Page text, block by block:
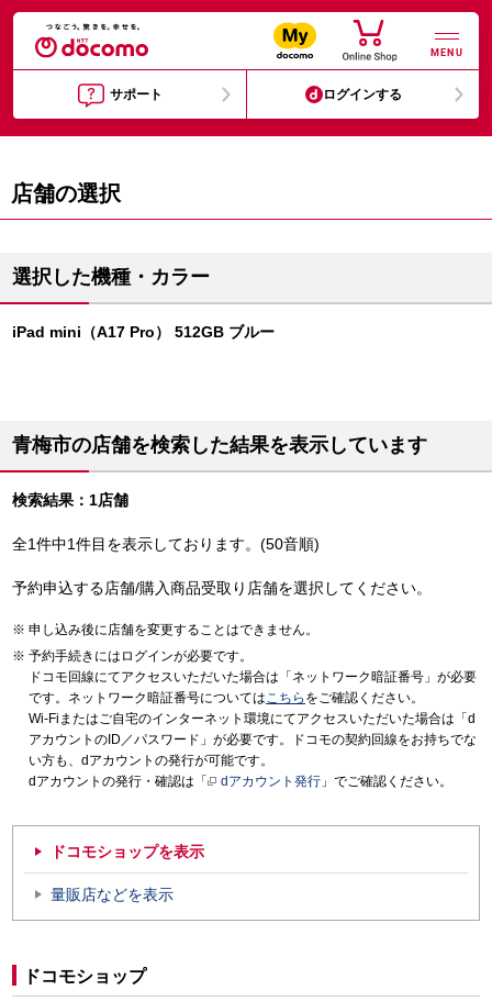
MENU
サポート ログインする
店舗の選択
選択した機種・カラー
iPad mini（A17 Pro） 512GB ブルー
青梅市の店舗を検索した結果を表示しています
検索結果：1店舗
全1件中1件目を表示しております。(50音順)
予約申込する店舗/購入商品受取り店舗を選択してください。
申し込み後に店舗を変更することはできません。
予約手続きにはログインが必要です。
ドコモ回線にてアクセスいただいた場合は「ネットワーク暗証番号」が必要
です。ネットワーク暗証番号についてはこちら をご確認ください。
Wi-Fiまたはご自宅のインターネット環境にてアクセスいただいた場合は「d
アカウントのID／パスワード」が必要です。ドコモの契約回線をお持ちでな
い方も、dアカウントの発行が可能です。
dアカウントの発行・確認は「
dアカウント発行 」でご確認ください。
ドコモショップを表示
量販店などを表示
ドコモショップ